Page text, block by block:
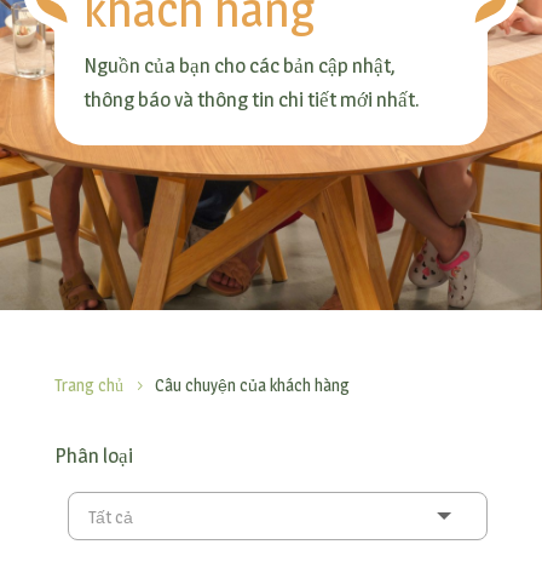
Nguồn của bạn cho các bản cập nhật,
thông báo và thông tin chi tiết mới nhất.
Trang chủ 5 Câu chuyện của khách hàng
Phân loại
Tất cả